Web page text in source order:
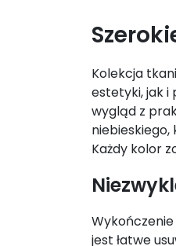
Kolekcja
estetyki, jak i
wygląd z
Każdy kolor
jest łatwe